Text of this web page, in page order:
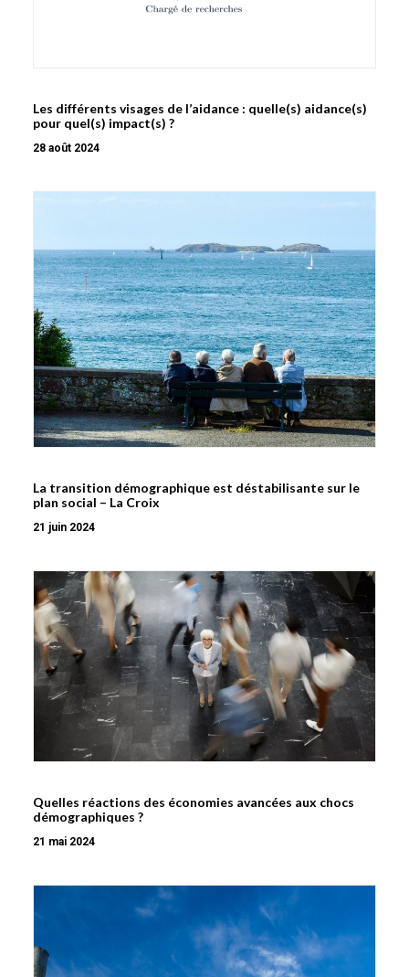
Les différents visages de l’aidance : quelle(s) aidance(s)
pour quel(s) impact(s) ?
28 août 2024
La transition démographique est déstabilisante sur le
plan social – La Croix
21 juin 2024
Quelles réactions des économies avancées aux chocs
démographiques ?
21 mai 2024